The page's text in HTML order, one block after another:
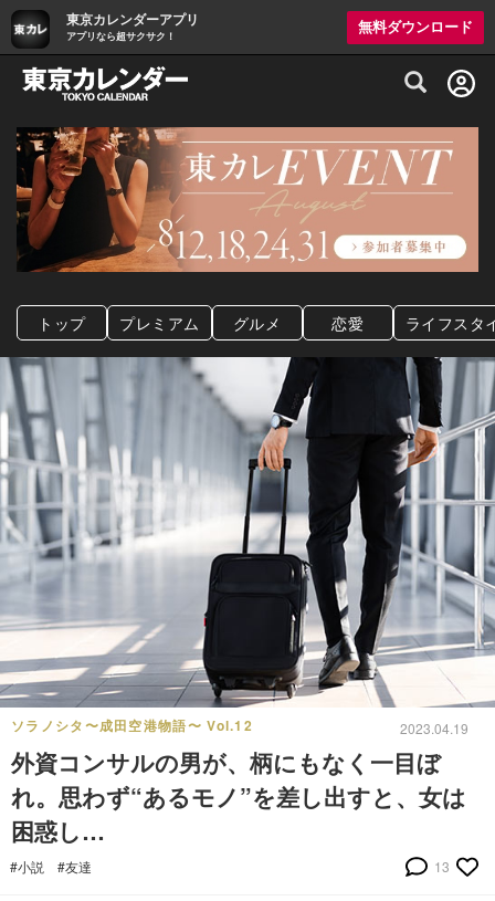
東京カレンダーアプリ
アプリなら超サクサク！
無料ダウンロード
グルメ情報・プレミアムレストラン予約
トップ プレミアム グルメ 恋愛 ライフスタ
ソラノシタ〜成田空港物語〜 Vol.12 2023.04.19
外資コンサルの男が、柄にもなく一目ぼ
れ。思わず“あるモノ”を差し出すと、女は
困惑し…
#小説 #友達 13